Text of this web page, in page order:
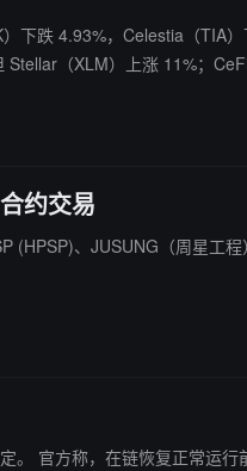
下跌 4.93%，Celestia（TIA
（XLM）上涨 11%；
（BEAT）上涨 7.87%。
约交易
(HPSP)、JUSUNG（周星工
跨